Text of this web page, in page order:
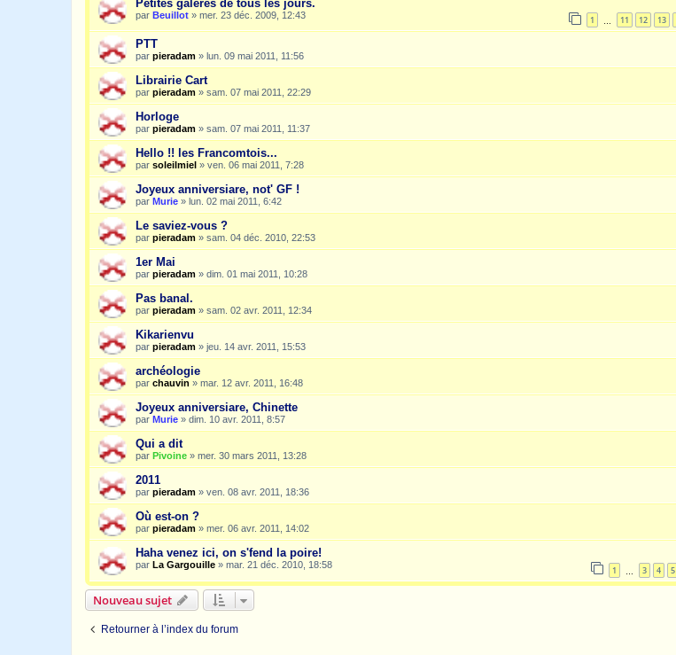
Petites galères de tous les jours.
par Beuillot » mer. 23 déc. 2009, 12:43 1 11 12 13
PTT
par pieradam » lun. 09 mai 2011, 11:56
Librairie Cart
par pieradam » sam. 07 mai 2011, 22:29
Horloge
par pieradam » sam. 07 mai 2011, 11:37
Hello !! les Francomtois...
par soleilmiel » ven. 06 mai 2011, 7:28
Joyeux anniversiare, not' GF !
par Murie » lun. 02 mai 2011, 6:42
Le saviez-vous ?
par pieradam » sam. 04 déc. 2010, 22:53
1er Mai
par pieradam » dim. 01 mai 2011, 10:28
Pas banal.
par pieradam » sam. 02 avr. 2011, 12:34
Kikarienvu
par pieradam » jeu. 14 avr. 2011, 15:53
archéologie
par chauvin » mar. 12 avr. 2011, 16:48
Joyeux anniversiare, Chinette
par Murie » dim. 10 avr. 2011, 8:57
Qui a dit
par Pivoine » mer. 30 mars 2011, 13:28
2011
par pieradam » ven. 08 avr. 2011, 18:36
Où est-on ?
par pieradam » mer. 06 avr. 2011, 14:02
Haha venez ici, on s'fend la poire!
par La Gargouille » mar. 21 déc. 2010, 18:58 1 3 4 5
Nouveau sujet
Retourner à l’index du forum